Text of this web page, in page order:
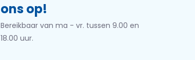
ons op!
Bereikbaar van ma - vr. tussen 9.00 en
18.00 uur.